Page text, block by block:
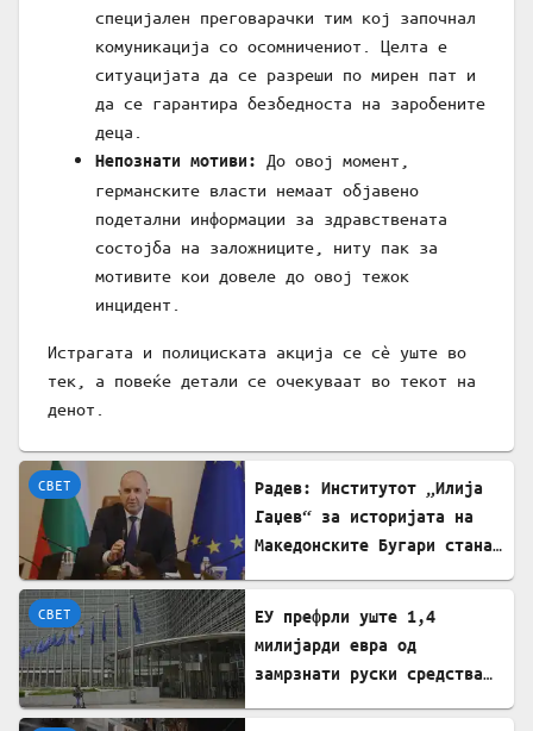
специјален преговарачки тим кој започнал
комуникација со осомничениот. Целта е
ситуацијата да се разреши по мирен пат и
да се гарантира безбедноста на заробените
деца.
Непознати мотиви:
До овој момент,
германските власти немаат објавено
подетални информации за здравствената
состојба на заложниците, ниту пак за
мотивите кои довеле до овој тежок
инцидент.
Истрагата и полициската акција се сè уште во
тек, а повеќе детали се очекуваат во текот на
денот.
СВЕТ
Радев: Институтот „Илија
Гаџев“ за историјата на
Македонските Бугари стана
СВЕТ
ЕУ префрли уште 1,4
милијарди евра од
замрзнати руски средства